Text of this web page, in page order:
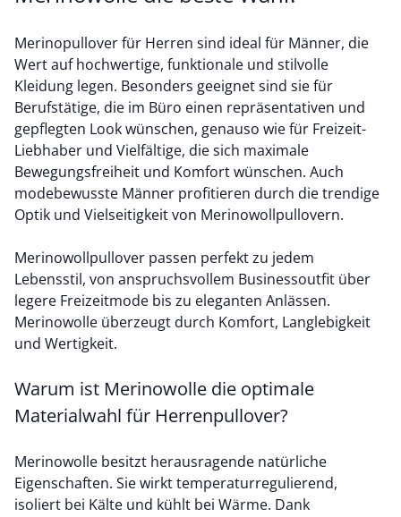
Merinopullover für Herren sind ideal für Männer, die
Wert auf hochwertige, funktionale und stilvolle
Kleidung legen. Besonders geeignet sind sie für
Berufstätige, die im Büro einen repräsentativen und
gepflegten Look wünschen, genauso wie für Freizeit-
Liebhaber und Vielfältige, die sich maximale
Bewegungsfreiheit und Komfort wünschen. Auch
modebewusste Männer profitieren durch die trendige
Optik und Vielseitigkeit von Merinowollpullovern.
Merinowollpullover passen perfekt zu jedem
Lebensstil, von anspruchsvollem Businessoutfit über
legere Freizeitmode bis zu eleganten Anlässen.
Merinowolle überzeugt durch Komfort, Langlebigkeit
und Wertigkeit.
Warum ist Merinowolle die optimale
Materialwahl für Herrenpullover?
Merinowolle besitzt herausragende natürliche
Eigenschaften. Sie wirkt temperaturregulierend,
isoliert bei Kälte und kühlt bei Wärme. Dank